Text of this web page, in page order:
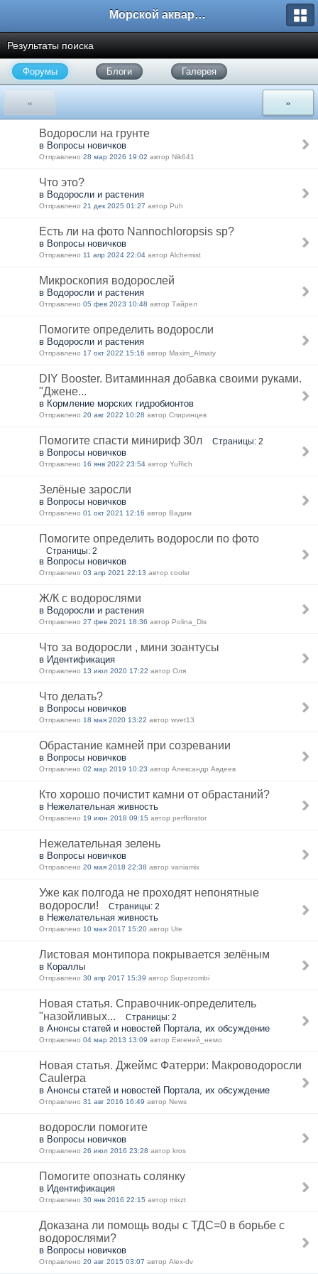
Морской аквариум. Форумы ReefCentral.ru
Результаты поиска
Форумы Блоги Галерея
« »
Водоросли на грунте
в Вопросы новичков
Отправлено 28 мар 2026 19:02 автор Nik641
Что это?
в Водоросли и растения
Отправлено 21 дек 2025 01:27 автор Puh
Есть ли на фото Nannochloropsis sp?
в Вопросы новичков
Отправлено 11 апр 2024 22:04 автор Alchemist
Микроскопия водорослей
в Водоросли и растения
Отправлено 05 фев 2023 10:48 автор Тайрел
Помогите определить водоросли
в Водоросли и растения
Отправлено 17 окт 2022 15:16 автор Maxim_Almaty
DIY Booster. Витаминная добавка своими руками.
"Джене...
в Кормление морских гидробионтов
Отправлено 20 авг 2022 10:28 автор Спиринцев
Помогите спасти минириф 30л Страницы: 2
в Вопросы новичков
Отправлено 16 янв 2022 23:54 автор YuRich
Зелёные заросли
в Вопросы новичков
Отправлено 01 окт 2021 12:16 автор Вадим
Помогите определить водоросли по фото
Страницы: 2
в Вопросы новичков
Отправлено 03 апр 2021 22:13 автор coolsr
Ж/К с водорослями
в Водоросли и растения
Отправлено 27 фев 2021 18:36 автор Polina_Dis
Что за водоросли , мини зоантусы
в Идентификация
Отправлено 13 июл 2020 17:22 автор Оля
Что делать?
в Вопросы новичков
Отправлено 18 мая 2020 13:22 автор wvet13
Обрастание камней при созревании
в Вопросы новичков
Отправлено 02 мар 2019 10:23 автор Александр Авдеев
Кто хорошо почистит камни от обрастаний?
в Нежелательная живность
Отправлено 19 июн 2018 09:15 автор perfforator
Нежелательная зелень
в Вопросы новичков
Отправлено 20 мая 2018 22:38 автор vaniamix
Уже как полгода не проходят непонятные
водоросли!
Страницы: 2
в Нежелательная живность
Отправлено 10 мая 2017 15:20 автор Ute
Листовая монтипора покрывается зелёным
в Кораллы
Отправлено 30 апр 2017 15:39 автор Superzombi
Новая статья. Справочник-определитель
"назойливых...
Страницы: 2
в Анонсы статей и новостей Портала, их обсуждение
Отправлено 04 мар 2013 13:09 автор Евгений_немо
Новая статья. Джеймс Фатерри: Макроводоросли
Caulerpa
в Анонсы статей и новостей Портала, их обсуждение
Отправлено 31 авг 2016 16:49 автор News
водоросли помогите
в Вопросы новичков
Отправлено 26 июл 2016 23:28 автор kros
Помогите опознать солянку
в Идентификация
Отправлено 30 янв 2016 22:15 автор mixzt
Доказана ли помощь воды с ТДС=0 в борьбе с
водорослями?
в Вопросы новичков
Отправлено 20 авг 2015 03:07 автор Alex-dv